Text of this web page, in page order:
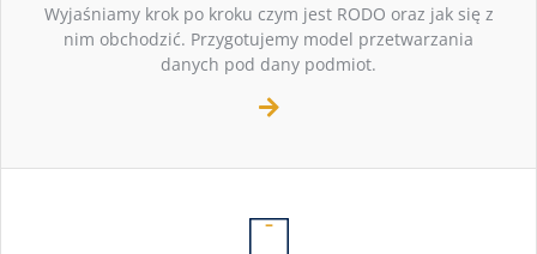
Wyjaśniamy krok po kroku czym jest RODO oraz jak się z
nim obchodzić. Przygotujemy model przetwarzania
danych pod dany podmiot.